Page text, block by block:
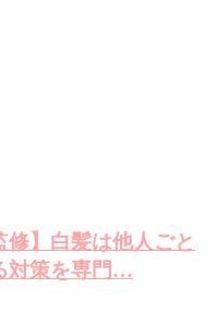
修】白髪は他人ごと
対策を専門…